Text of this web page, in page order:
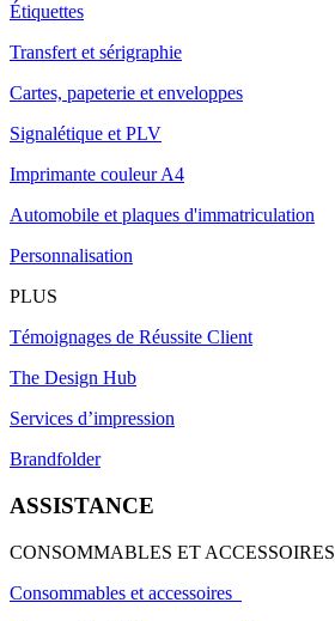
Étiquettes
Transfert et sérigraphie
Cartes, papeterie et enveloppes
Signalétique et PLV
Imprimante couleur A4
Automobile et plaques d'immatriculation
Personnalisation
PLUS
Témoignages de Réussite Client
The Design Hub
Services d’impression
Brandfolder
ASSISTANCE
CONSOMMABLES ET ACCESSOIRES
Consommables et accessoires